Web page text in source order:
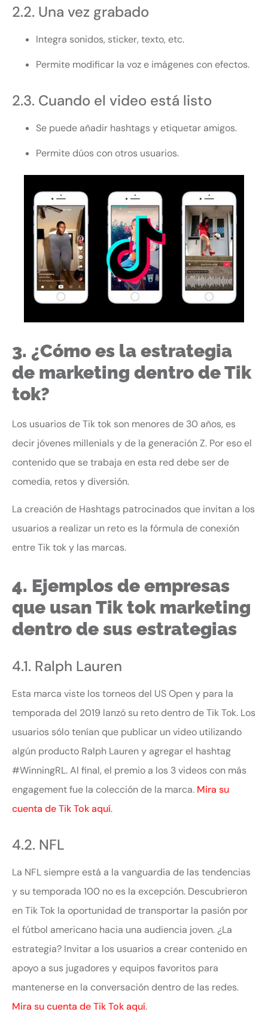
2.2. Una vez grabado
Integra sonidos, sticker, texto, etc.
Permite modificar la voz e imágenes con efectos.
2.3. Cuando el video está listo
Se puede añadir hashtags y etiquetar amigos.
Permite dúos con otros usuarios.
3. ¿Cómo es la estrategia
de marketing dentro de Tik
tok?
Los usuarios de Tik tok son menores de 30 años, es
decir jóvenes millenials y de la generación Z. Por eso el
contenido que se trabaja en esta red debe ser de
comedia, retos y diversión.
La creación de Hashtags patrocinados que invitan a los
usuarios a realizar un reto es la fórmula de conexión
entre Tik tok y las marcas.
4. Ejemplos de empresas
que usan Tik tok marketing
dentro de sus estrategias
4.1. Ralph Lauren
Esta marca viste los torneos del US Open y para la
temporada del 2019 lanzó su reto dentro de Tik Tok. Los
usuarios sólo tenían que publicar un video utilizando
algún producto Ralph Lauren y agregar el hashtag
#WinningRL. Al final, el premio a los 3 videos con más
engagement fue la colección de la marca. Mira su
cuenta de Tik Tok aquí.
4.2. NFL
La NFL siempre está a la vanguardia de las tendencias
y su temporada 100 no es la excepción. Descubrieron
en Tik Tok la oportunidad de transportar la pasión por
el fútbol americano hacia una audiencia joven. ¿La
estrategia? Invitar a los usuarios a crear contenido en
apoyo a sus jugadores y equipos favoritos para
mantenerse en la conversación dentro de las redes.
Mira su cuenta de Tik Tok aquí.